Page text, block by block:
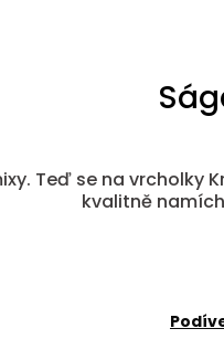
Teď se na vrcholky
kvalitně